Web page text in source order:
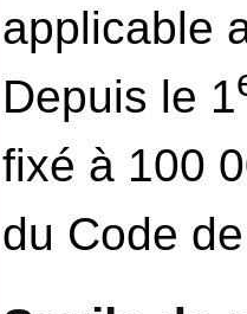
applicable
Depuis le 1
fixé à 100
du Code